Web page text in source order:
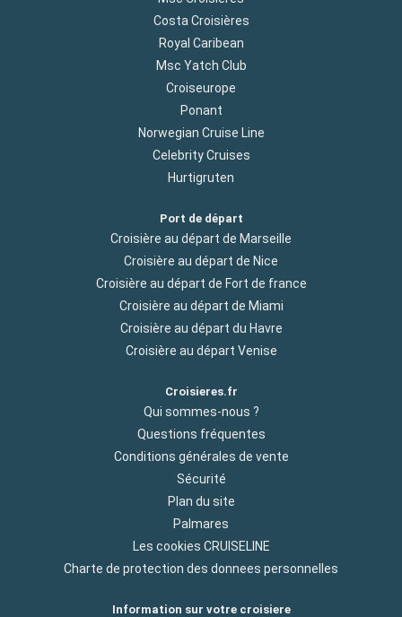
Costa Croisières
Royal Caribean
Msc Yatch Club
Croiseurope
Ponant
Norwegian Cruise Line
Celebrity Cruises
Hurtigruten
Port de départ
Croisière au départ de Marseille
Croisière au départ de Nice
Croisière au départ de Fort de france
Croisière au départ de Miami
Croisière au départ du Havre
Croisière au départ Venise
Croisieres.fr
Qui sommes-nous ?
Questions fréquentes
Conditions générales de vente
Sécurité
Plan du site
Palmares
Les cookies CRUISELINE
Charte de protection des donnees personnelles
Information sur votre croisiere